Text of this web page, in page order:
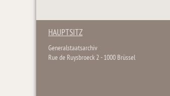
HAUPTSITZ
Generalstaatsarchiv
Rue de Ruysbroeck 2 - 1000 Brüssel